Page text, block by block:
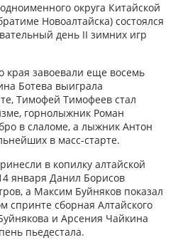
округа Китайской
Новоалтайска) состоялся
день II зимних игр
края завоевали еще восемь
Ботева выиграла
Тимофей Тимофеев стал
горнолыжник Роман
в слаломе, а лыжник Антон
в масс-старте.
в копилку алтайской
января Данил Борисов
а Максим Буйняков показал
спринте сборная Алтайского
и Арсения Чайкина
пьедестала.